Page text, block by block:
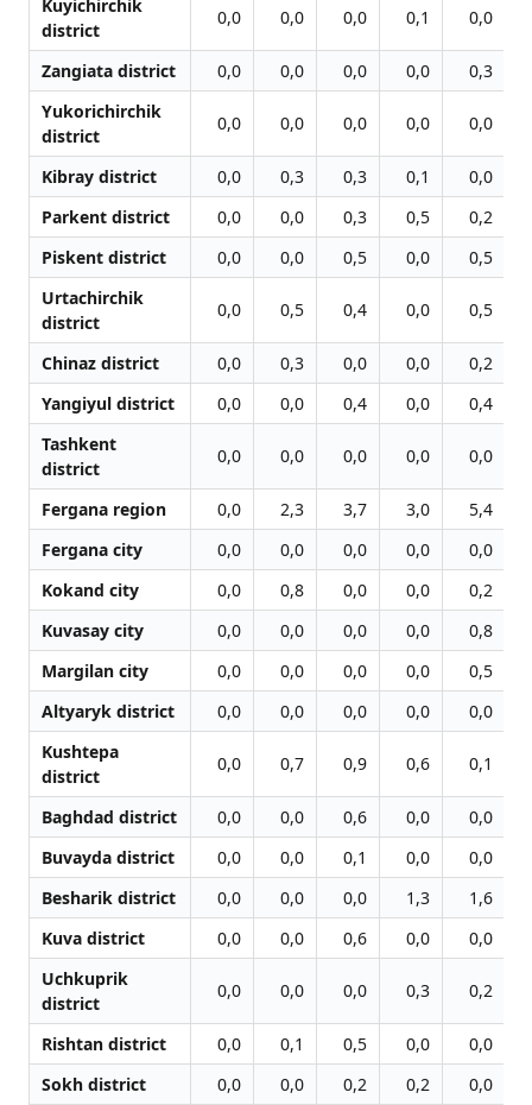
Kuyichirchik
district
0,0 0,0 0,0 0,1 0,0
Zangiata district 0,0 0,0 0,0 0,0
0,3
Yukorichirchik
district
0,0 0,0 0,0 0,0 0,0
Kibray district 0,0 0,3 0,3 0,1
0,0
Parkent district
0,0 0,0 0,3 0,5
0,2
Piskent district
0,0 0,0 0,5 0,0
0,5
Urtachirchik
district
0,0 0,5 0,4 0,0 0,5
Chinaz district 0,0 0,3 0,0 0,0
0,2
Yangiyul district
0,0 0,0 0,4 0,0
0,4
Tashkent
district
0,0 0,0 0,0 0,0 0,0
Fergana region 0,0 2,3 3,7 3,0
5,4
Fergana city
0,0 0,0 0,0 0,0
0,0
Kokand city
0,0 0,8 0,0 0,0
0,2
Kuvasay city
0,0 0,0 0,0 0,0
0,8
Margilan city
0,0 0,0 0,0 0,0
0,5
Altyaryk district
0,0 0,0 0,0 0,0
0,0
Kushtepa
district
0,0 0,7 0,9 0,6 0,1
Baghdad district 0,0 0,0 0,6 0,0
0,0
Buvayda district
0,0 0,0 0,1 0,0
0,0
Besharik district
0,0 0,0 0,0 1,3
1,6
Kuva district
0,0 0,0 0,6 0,0
0,0
Uchkuprik
district
0,0 0,0 0,0 0,3 0,2
Rishtan district 0,0 0,1 0,5 0,0
0,0
Sokh district
0,0 0,0 0,2 0,2
0,0